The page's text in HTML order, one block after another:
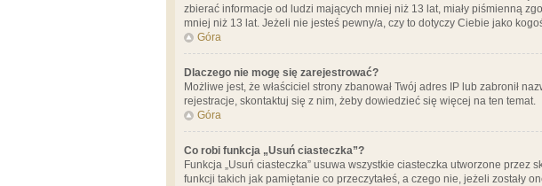
zbierać informacje od ludzi mających mniej niż 13 lat, miały piśmienną
mniej niż 13 lat. Jeżeli nie jesteś pewny/a, czy to dotyczy Ciebie jako
Góra
Dlaczego nie mogę się zarejestrować?
Możliwe jest, że właściciel strony zbanował Twój adres IP lub zabronił
rejestracje, skontaktuj się z nim, żeby dowiedzieć się więcej na ten temat.
Góra
Co robi funkcja „Usuń ciasteczka”?
Funkcja „Usuń ciasteczka” usuwa wszystkie ciasteczka utworzone
funkcji takich jak pamiętanie co przeczytałeś, a czego nie, jeżeli zostały